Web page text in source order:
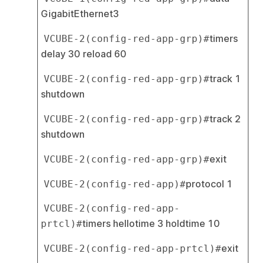
GigabitEthernet3
VCUBE-2(config-red-app-grp)#timers
delay 30 reload 60
VCUBE-2(config-red-app-grp)#track 1
shutdown
VCUBE-2(config-red-app-grp)#track 2
shutdown
VCUBE-2(config-red-app-grp)#exit
VCUBE-2(config-red-app)#protocol 1
VCUBE-2(config-red-app-
prtcl)#timers hellotime 3 holdtime 10
VCUBE-2(config-red-app-prtcl)#exit